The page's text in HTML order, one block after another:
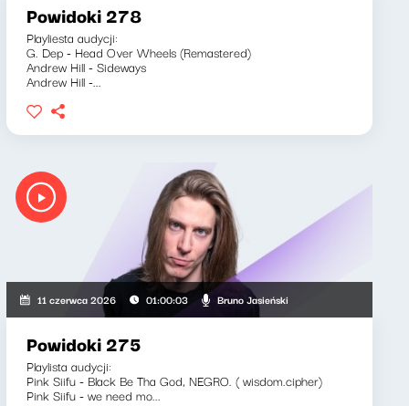
Powidoki 278
Playliesta audycji:
G. Dep - Head Over Wheels (Remastered)
Andrew Hill - Sideways
Andrew Hill -...
11 czerwca 2026 01:00:03 Bruno Jasieński
Powidoki 275
Playlista audycji:
Pink Siifu - Black Be Tha God, NEGRO. ( wisdom.cipher)
Pink Siifu - we need mo...